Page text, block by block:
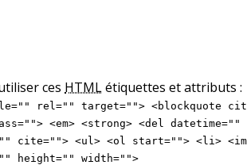
ces HTMLétiquettes et attributs :
rel="" target=""> <blockquote
<em> <strong> <del
cite=""> <ul> <ol start=""> <li>
height="" width="">